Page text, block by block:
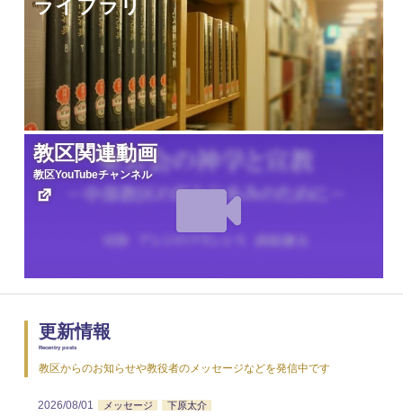
ライブラリ
教区関連動画
教区YouTubeチャンネル
更新情報
Recentry posts
教区からのお知らせや教役者のメッセージなどを発信中です
2026/08/01 メッセージ 下原太介